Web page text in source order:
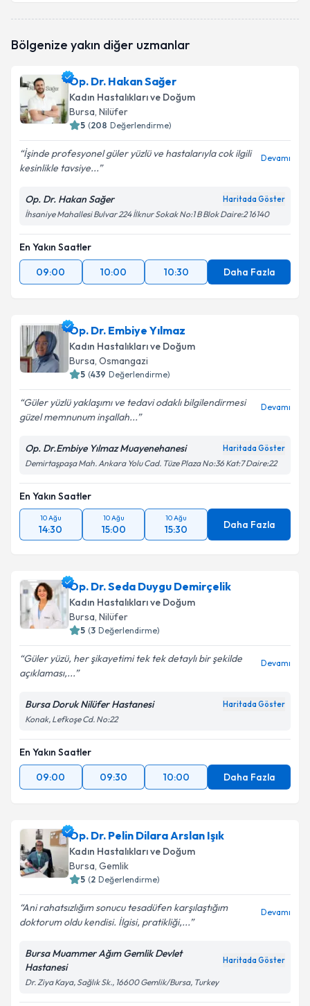
oluşturun. Size bu uzmandan randevu almanız için bir
E-posta Adresiniz
Kişisel verilerimin işlenmesine ilişkinAydınlatma
Metni'ni okudum ve kişisel verilerimin belirtilen
Bölgenize yakın diğer uzmanlar
Op. Dr. Hakan Sağer
Kadın Hastalıkları ve Doğum
Bursa, Nilüfer
5 (208 Değerlendirme)
İşinde profesyonel güler yüzlü ve hastalarıyla cok ilgili
kesinlikle tavsiye...
Devamı
Op. Dr. Hakan Sağer Haritada Göster
İhsaniye Mahallesi Bulvar 224 İlknur Sokak No:1 B Blok Daire:2 16140
En Yakın Saatler
09:00
10:00 10:30 Daha Fazla
Op. Dr. Embiye Yılmaz
Kadın Hastalıkları ve Doğum
Bursa, Osmangazi
5 (439 Değerlendirme)
Güler yüzlü yaklaşımı ve tedavi odaklı bilgilendirmesi
güzel memnunum inşallah...
Devamı
Op. Dr.Embiye Yılmaz Muayenehanesi Haritada Göster
Demirtaşpaşa Mah. Ankara Yolu Cad. Tüze Plaza No:36 Kat:7 Daire:22
En Yakın Saatler
10 Ağu
14:30
10 Ağu
15:00
10 Ağu
15:30 Daha Fazla
Op. Dr. Seda Duygu Demirçelik
Kadın Hastalıkları ve Doğum
Bursa, Nilüfer
5 (3 Değerlendirme)
Güler yüzü, her şikayetimi tek tek detaylı bir şekilde
açıklaması,...
Devamı
Bursa Doruk Nilüfer Hastanesi Haritada Göster
Konak, Lefkoşe Cd. No:22
En Yakın Saatler
09:00
09:30 10:00 Daha Fazla
Op. Dr. Pelin Dilara Arslan Işık
Kadın Hastalıkları ve Doğum
Bursa, Gemlik
5 (2 Değerlendirme)
Ani rahatsızlığım sonucu tesadüfen karşılaştığım
doktorum oldu kendisi. İlgisi, pratikliği,...
Devamı
Bursa Muammer Ağım Gemlik Devlet
Hastanesi
Haritada Göster
Dr. Ziya Kaya, Sağlık Sk., 16600 Gemlik/Bursa, Turkey